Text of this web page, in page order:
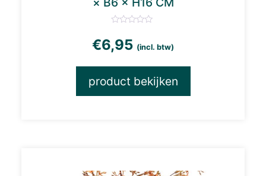
€6,95 (incl. btw)
product bekijken